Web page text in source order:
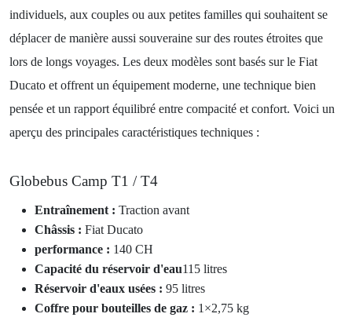
individuels, aux couples ou aux petites familles qui souhaitent se
déplacer de manière aussi souveraine sur des routes étroites que
lors de longs voyages. Les deux modèles sont basés sur le Fiat
Ducato et offrent un équipement moderne, une technique bien
pensée et un rapport équilibré entre compacité et confort. Voici un
aperçu des principales caractéristiques techniques :
Globebus Camp T1 / T4
Entraînement : Traction avant
Châssis : Fiat Ducato
performance : 140 CH
Capacité du réservoir d'eau115 litres
Réservoir d'eaux usées : 95 litres
Coffre pour bouteilles de gaz : 1×2,75 kg